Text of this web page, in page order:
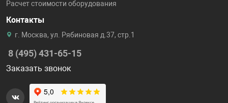
Расчет стоимости оборудования
Контакты
г. Москва, ул. Рябиновая д.37, стр.1
8 (495) 431-65-15
Заказать звонок